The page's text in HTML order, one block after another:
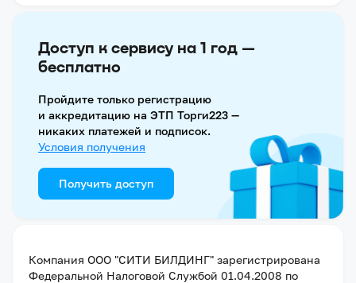
Доступ к сервису на 1 год —
бесплатно
Пройдите только регистрацию
и аккредитацию на ЭТП Торги223 —
никаких платежей и подписок.
Условия получения
Получить доступ
Компания ООО "СИТИ БИЛДИНГ" зарегистрирована
Федеральной Налоговой Службой 01.04.2008 по